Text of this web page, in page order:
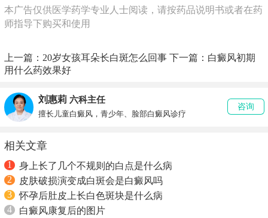
本广告仅供医学药学专业人士阅读，请按药品说明书或者在药
师指导下购买和使用
上一篇： 20岁女孩耳朵长白斑怎么回事 下一篇： 白癜风初期
用什么药效果好
刘惠莉 六科主任
擅长儿童白癜风，青少年、脸部白癜风诊疗
咨询
相关文章
1
身上长了几个不规则的白点是什么病
2
皮肤破损演变成白斑会是白癜风吗
3
怀孕后肚皮上长白色斑块是什么病
4
白癜风康复后的图片